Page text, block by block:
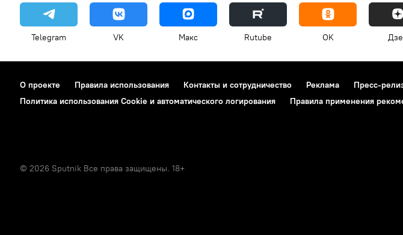
Telegram VK Макс Rutube OK
О проекте Правила использования Контакты и сотрудничество Реклама Пресс-
Политика использования Cookie и автоматического логирования
Правила применения
© 2026 Sputnik Все права защищены. 18+